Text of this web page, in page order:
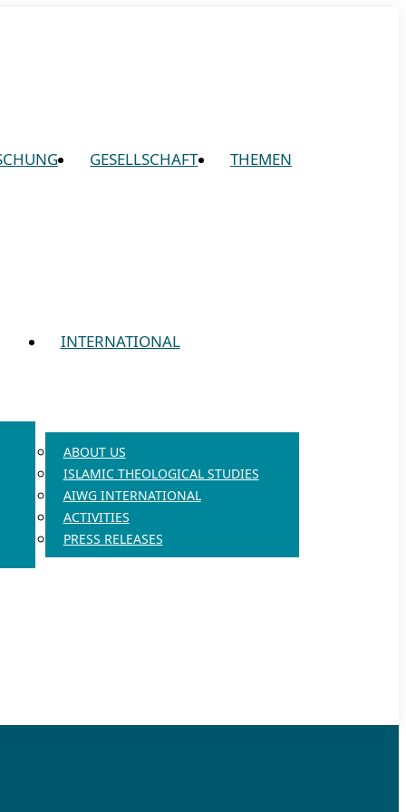
GESELLSCHAFT THEMEN
INTERNATIONAL
ABOUT US
ISLAMIC THEOLOGICAL STUDIES
AIWG INTERNATIONAL
ACTIVITIES
PRESS RELEASES